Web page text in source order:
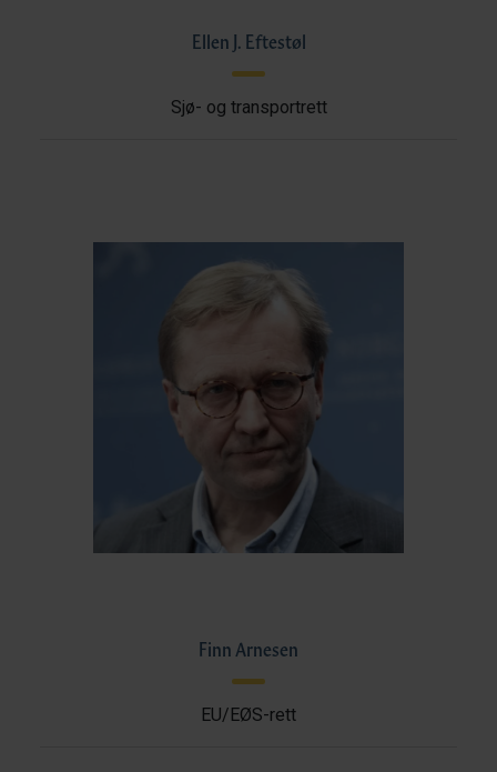
Ellen J. Eftestøl
Sjø- og transportrett
Finn Arnesen
EU/EØS-rett